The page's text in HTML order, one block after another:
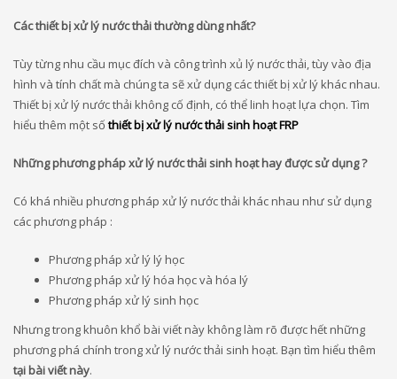
Các thiết bị xử lý nước thải thường dùng nhất?
Tùy từng nhu cầu mục đích và công trình xủ lý nước thải, tùy vào địa
hình và tính chất mà chúng ta sẽ xử dụng các thiết bị xử lý khác nhau.
Thiết bị xử lý nước thải không cố định, có thể linh hoạt lựa chọn. Tìm
hiểu thêm một sốthiết bị xử lý nước thải sinh hoạt FRP
Những phương pháp xử lý nước thải sinh hoạt hay được sử dụng ?
Có khá nhiều phương pháp xử lý nước thải khác nhau như sử dụng
các phương pháp :
Phương pháp xử lý lý học
Phương pháp xử lý hóa học và hóa lý
Phương pháp xử lý sinh học
Nhưng trong khuôn khổ bài viết này không làm rõ được hết những
phương phá chính trong xử lý nước thải sinh hoạt. Bạn tìm hiểu thêm
tại bài viết này.